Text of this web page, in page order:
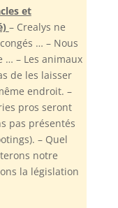
et
– Crealys ne
… – Nous
… – Les animaux
de les laisser
endroit. –
pros seront
pas présentés
– Quel
notre
la législation